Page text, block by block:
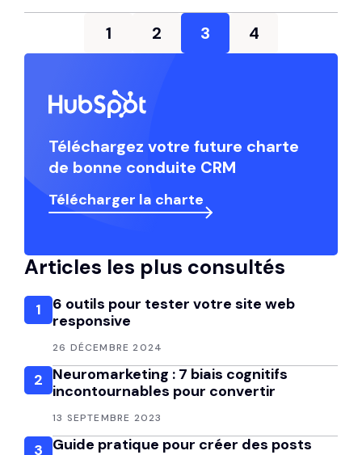
1 2 3 4
Téléchargez votre future charte
de bonne conduite CRM
Télécharger la charte
Articles les plus consultés
1
6 outils pour tester votre site web
responsive
26 DÉCEMBRE 2024
2 Neuromarketing : 7 biais cognitifs
incontournables pour convertir
13 SEPTEMBRE 2023
3 Guide pratique pour créer des posts